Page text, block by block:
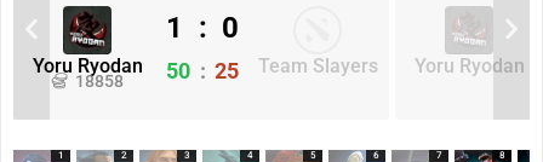
Yoru Ryodan
18858
Team Slayers
1 : 0
50 : 25 Yoru Ryodan
1 2 3 4 5 6 7 8